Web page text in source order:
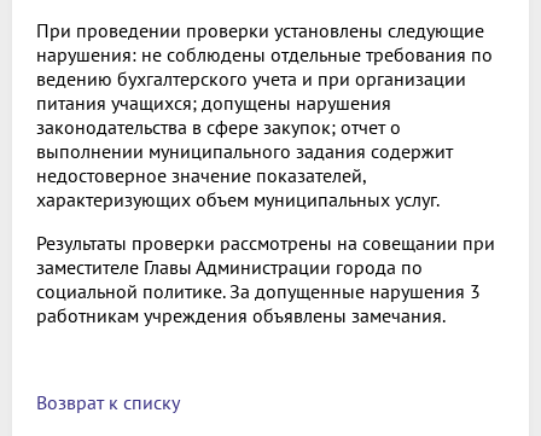
При проведении проверки установлены следующие
нарушения: не соблюдены отдельные требования по
ведению бухгалтерского учета и при организации
питания учащихся; допущены нарушения
законодательства в сфере закупок; отчет о
выполнении муниципального задания содержит
недостоверное значение показателей,
характеризующих объем муниципальных услуг.
Результаты проверки рассмотрены на совещании при
заместителе Главы Администрации города по
социальной политике. За допущенные нарушения 3
работникам учреждения объявлены замечания.
Возврат к списку